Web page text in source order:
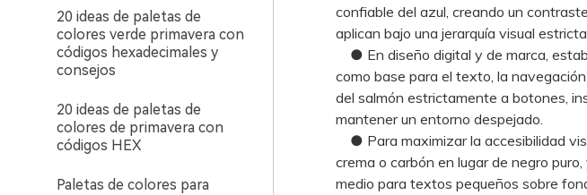
20 ideas de paletas de
colores verde primavera con
códigos hexadecimales y
consejos
20 ideas de paletas de
colores de primavera con
códigos HEX
Paletas de colores para
confiable del azul, creando un
aplican bajo una jerarquía visual
● En diseño digital y de marca,
como base para el texto, la
del salmón estrictamente a botones,
mantener un entorno despejado.
● Para maximizar la accesibilidad
crema o carbón en lugar de negro
medio para textos pequeños sobre